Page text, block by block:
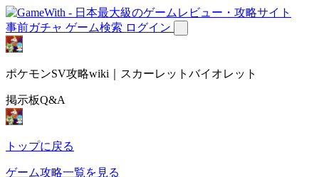
事前ガチャ ゲーム検索 ログイン
ポケモンSV攻略wiki｜スカーレットバイオレット
掲示板Q&A
トップに戻る
ゲーム攻略一覧を見る